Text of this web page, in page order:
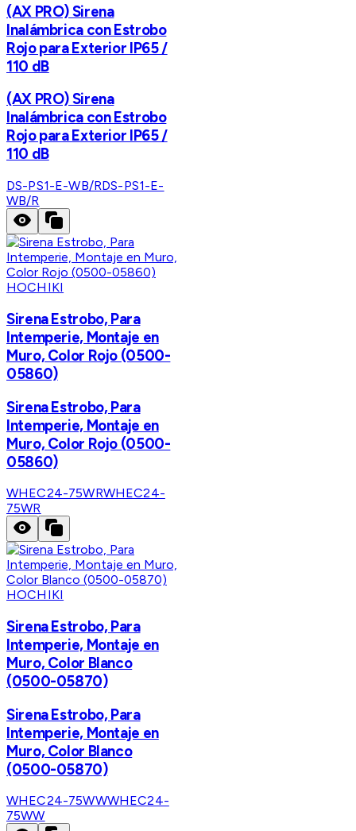
(AX PRO) Sirena
Inalámbrica con Estrobo
Rojo para Exterior IP65 /
110 dB
(AX PRO) Sirena
Inalámbrica con Estrobo
Rojo para Exterior IP65 /
110 dB
DS-PS1-E-WB/RDS-PS1-E-
WB/R
HOCHIKI
Sirena Estrobo, Para
Intemperie, Montaje en
Muro, Color Rojo (0500-
05860)
Sirena Estrobo, Para
Intemperie, Montaje en
Muro, Color Rojo (0500-
05860)
WHEC24-75WRWHEC24-
75WR
HOCHIKI
Sirena Estrobo, Para
Intemperie, Montaje en
Muro, Color Blanco
(0500-05870)
Sirena Estrobo, Para
Intemperie, Montaje en
Muro, Color Blanco
(0500-05870)
WHEC24-75WWWHEC24-
75WW